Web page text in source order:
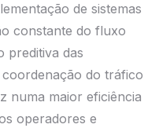
de sistemas
constante do fluxo
preditiva das
do tráfico
numa maior eficiência
operadores e